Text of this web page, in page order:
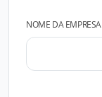
NOME DA EMPRESA